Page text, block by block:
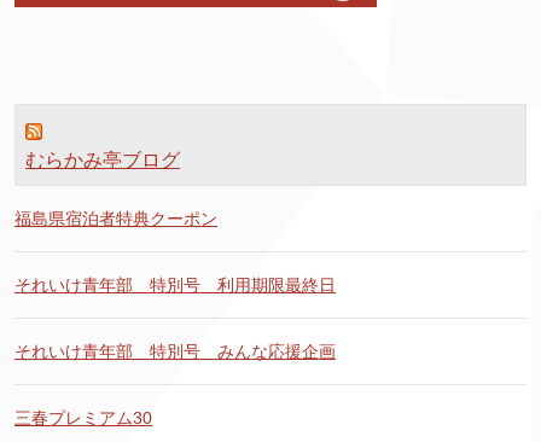
むらかみ亭ブログ
福島県宿泊者特典クーポン
それいけ青年部 特別号 利用期限最終日
それいけ青年部 特別号 みんな応援企画
三春プレミアム30